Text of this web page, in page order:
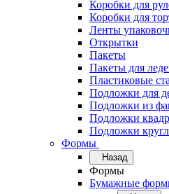
Коробки для
Коробки для
Ленты
Открытки
Пакеты
Пакеты для
Пластиковые
Подложки для
Подложки из
Подложки
Подложки
Формы
Назад
Формы
Бумажные